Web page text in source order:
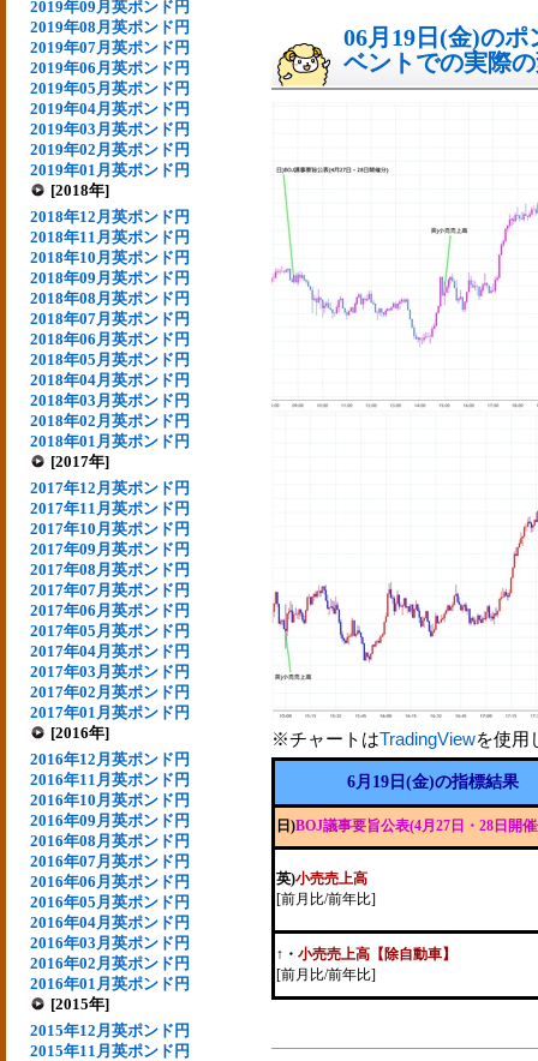
2019年09月英ポンド円
2019年08月英ポンド円
2019年07月英ポンド円
2019年06月英ポンド円
2019年05月英ポンド円
2019年04月英ポンド円
2019年03月英ポンド円
2019年02月英ポンド円
2019年01月英ポンド円
[2018年]
2018年12月英ポンド円
2018年11月英ポンド円
2018年10月英ポンド円
2018年09月英ポンド円
2018年08月英ポンド円
2018年07月英ポンド円
2018年06月英ポンド円
2018年05月英ポンド円
2018年04月英ポンド円
2018年03月英ポンド円
2018年02月英ポンド円
2018年01月英ポンド円
[2017年]
2017年12月英ポンド円
2017年11月英ポンド円
2017年10月英ポンド円
2017年09月英ポンド円
2017年08月英ポンド円
2017年07月英ポンド円
2017年06月英ポンド円
2017年05月英ポンド円
2017年04月英ポンド円
2017年03月英ポンド円
2017年02月英ポンド円
2017年01月英ポンド円
[2016年]
2016年12月英ポンド円
2016年11月英ポンド円
2016年10月英ポンド円
2016年09月英ポンド円
2016年08月英ポンド円
2016年07月英ポンド円
2016年06月英ポンド円
2016年05月英ポンド円
2016年04月英ポンド円
2016年03月英ポンド円
2016年02月英ポンド円
2016年01月英ポンド円
[2015年]
2015年12月英ポンド円
2015年11月英ポンド円
06月19日(金)の
ベントでの実際
※チャートはTradingViewを使用
6月19日(金)の指標結果
日)BOJ議事要旨公表(4月27日・28日開
英)小売売上高
[前月比/前年比]
↑ ・ 小売売上高【除自動車】
[前月比/前年比]